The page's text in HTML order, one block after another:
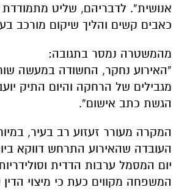
אנושית”. לדבריהם, שליט
כאבים קשים והליך שיקום מורכב
מהמשטרה נמסר בתגובה:
“האירוע נחקר, החשודה במעשה
מגבילים של הרחקה והיום התיק
הגשת כתב אישום”.
המקרה מעורר זעזוע רב בעיר,
העובדה שהאירוע התרחש דווקא
יום המסמל ערבות הדדית
המשפחה מקווים כעת כי מיצוי